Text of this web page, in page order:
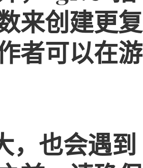
来创建更复
者可以在游
，也会遇到